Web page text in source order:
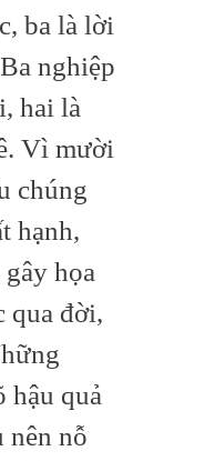
ba là lời
nghiệp
hai là
Vì mười
chúng
hạnh,
họa
qua đời,
hậu quả
nên nỗ